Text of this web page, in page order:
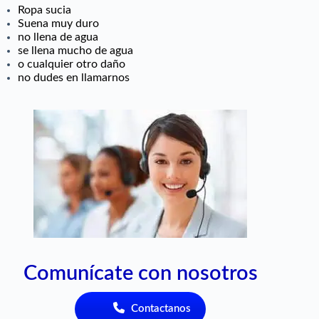
Ropa sucia
Suena muy duro
no llena de agua
se llena mucho de agua
o cualquier otro daño
no dudes en llamarnos
Comunícate con nosotros
Contactanos